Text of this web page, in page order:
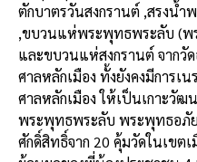
ตักบาตรวันสงกรานต์ ,สรงน้
,ขบวนแห่พระพุทธพระลับ (พ
และขบวนแห่สงกรานต์ จากวั
ศาลหลักเมือง ทั้งยังคงมีการ
ศาลหลักเมือง ให้เป็นเกาะวัฒ
พระพุทธพระลับ พระพุทธอภั
ศักดิ์สิทธิ์จาก 20 คุ้มวัดในเขต